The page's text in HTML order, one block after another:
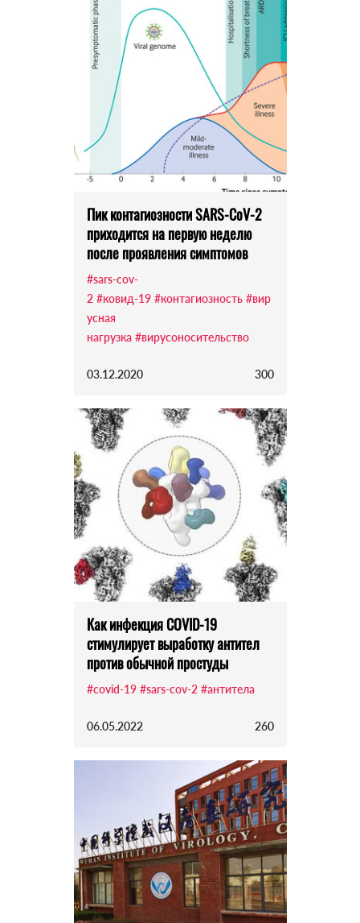
Пик контагиозности SARS-CoV-2
приходится на первую неделю
после проявления симптомов
#sars-cov-
2 #ковид-19 #контагиозность #вир
усная
нагрузка #вирусоносительство
03.12.2020 300
Как инфекция COVID-19
стимулирует выработку антител
против обычной простуды
#covid-19 #sars-cov-2 #антитела
06.05.2022 260